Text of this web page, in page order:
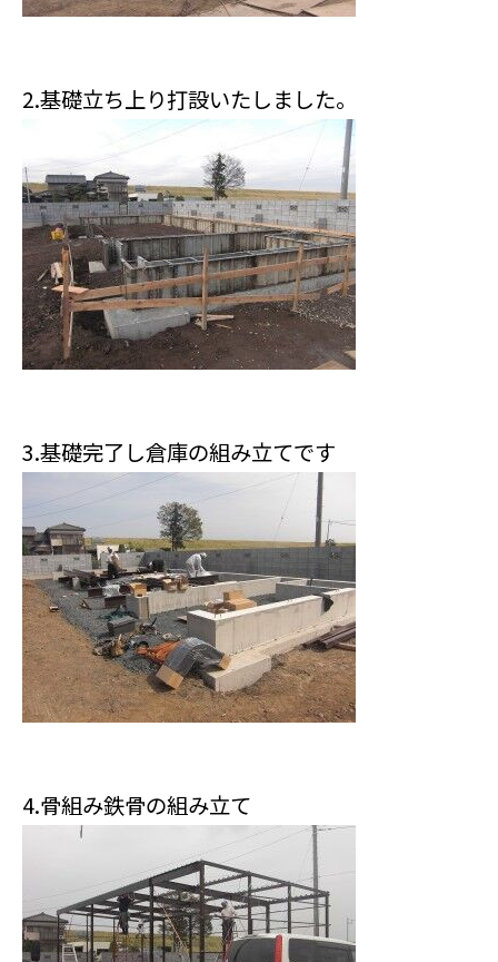
2.基礎立ち上り打設いたしました。
3.基礎完了し倉庫の組み立てです
4.骨組み鉄骨の組み立て